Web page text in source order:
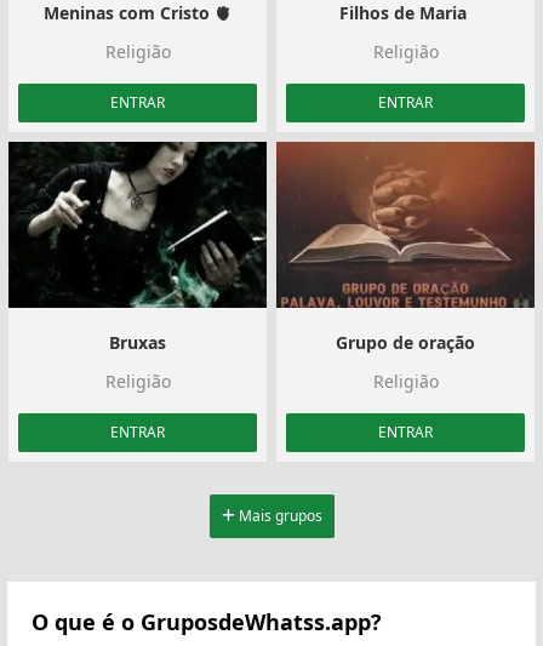
Meninas com Cristo 🫀
Religião
ENTRAR
Filhos de Maria ️
Religião
ENTRAR
Bruxas
Religião
ENTRAR
Grupo de oração
Religião
ENTRAR
Mais grupos
O que é o GruposdeWhatss.app?